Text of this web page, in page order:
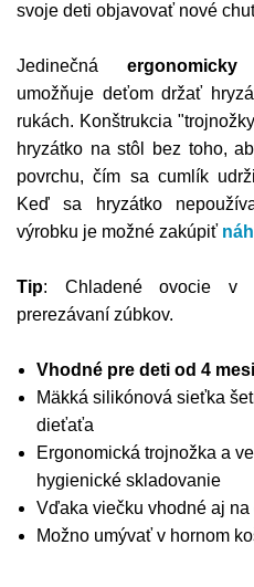
svoje deti objavovať nové
Jedinečná
umožňuje deťom držať
rukách. Konštrukcia
hryzátko na stôl bez toho,
povrchu, čím sa cumlík
Keď sa hryzátko
výrobku je možné zakúpiť
Tip: Chladené ovocie v
prerezávaní zúbkov.
Vhodné pre deti od 4
Mäkká silikónová sieťka
dieťaťa
Ergonomická trojnožka a
hygienické skladovanie
Vďaka viečku vhodné aj na
Možno umývať v hornom